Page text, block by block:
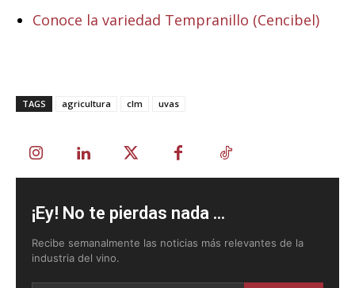
Conoce la variedad Tempranillo (Cencibel)
TAGS agricultura clm uvas
¡Ey! No te pierdas nada ...
Recibe semanalmente las noticias más relevantes de la
industria del vino.